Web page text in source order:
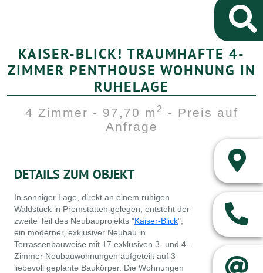
KAISER-BLICK! TRAUMHAFTE 4-
ZIMMER PENTHOUSE WOHNUNG IN
RUHELAGE
4 Zimmer - 97,70 m 2
- Preis auf
Anfrage
DETAILS ZUM OBJEKT
In sonniger Lage, direkt an einem ruhigen
Waldstück in Premstätten gelegen, entsteht der
zweite Teil des Neubauprojekts "Kaiser-Blick",
ein moderner, exklusiver Neubau in
Terrassenbauweise mit 17 exklusiven 3- und 4-
Zimmer Neubauwohnungen aufgeteilt auf 3
liebevoll geplante Baukörper. Die Wohnungen